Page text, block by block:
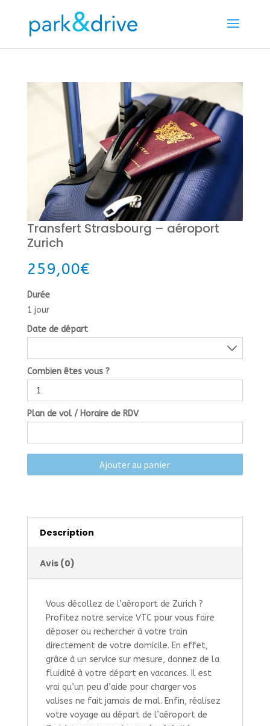
Transfert Strasbourg – aéroport
Zurich
259,00€
Durée
1 jour
Date de départ
Combien êtes vous ?
Plan de vol / Horaire de RDV
Ajouter au panier
Description
Avis (0)
Vous décollez de l’aéroport de Zurich ?
Profitez notre service VTC pour vous faire
déposer ou rechercher à votre train
directement de votre domicile. En effet,
grâce à un service sur mesure, donnez de la
fluidité à votre départ en vacances. Il est
vrai qu’un peu d’aide pour charger vos
valises ne fait jamais de mal. Enfin, réalisez
votre voyage au départ de l’aéroport de